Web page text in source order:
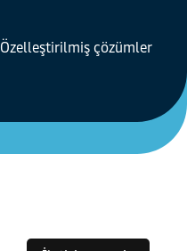
Özelleştirilmiş çözümler